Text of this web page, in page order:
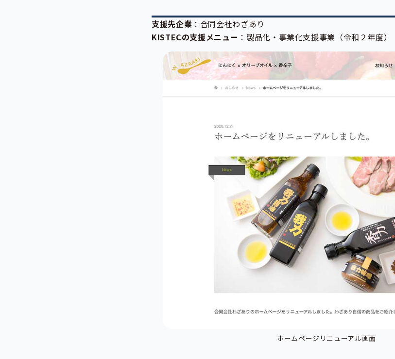
支援先企業 ：合同会社わざあり
KISTECの支援メニュー ：製品化・事業化支援事業（令和２年度）
ホームページリニューアル画面